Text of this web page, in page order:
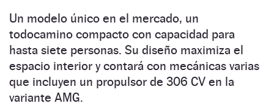
Un modelo único en el mercado, un
todocamino compacto con capacidad para
hasta siete personas. Su diseño maximiza el
espacio interior y contará con mecánicas varias
que incluyen un propulsor de 306 CV en la
variante AMG.